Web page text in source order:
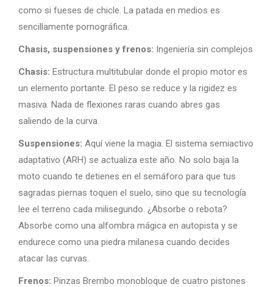
como si fueses de chicle. La patada en medios es
sencillamente pornográfica.
Chasis, suspensiones y frenos: Ingeniería sin complejos
Chasis: Estructura multitubular donde el propio motor es
un elemento portante. El peso se reduce y la rigidez es
masiva. Nada de flexiones raras cuando abres gas
saliendo de la curva.
Suspensiones: Aquí viene la magia. El sistema semiactivo
adaptativo (ARH) se actualiza este año. No solo baja la
moto cuando te detienes en el semáforo para que tus
sagradas piernas toquen el suelo, sino que su tecnología
lee el terreno cada milisegundo. ¿Absorbe o rebota?
Absorbe como una alfombra mágica en autopista y se
endurece como una piedra milanesa cuando decides
atacar las curvas.
Frenos: Pinzas Brembo monobloque de cuatro pistones